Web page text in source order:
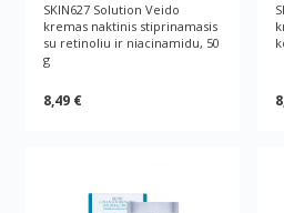
SKIN627 Solution Veido
kremas naktinis stiprinamasis
su retinoliu ir niacinamidu, 50
g
8,49 €